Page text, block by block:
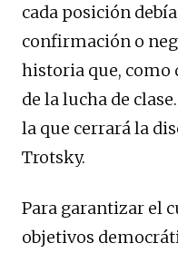
cada posición
confirmación o
historia que, como
de la lucha de
la que cerrará la
Trotsky.
Para garantizar el
objetivos